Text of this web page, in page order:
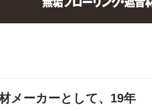
メーカーとして、19年